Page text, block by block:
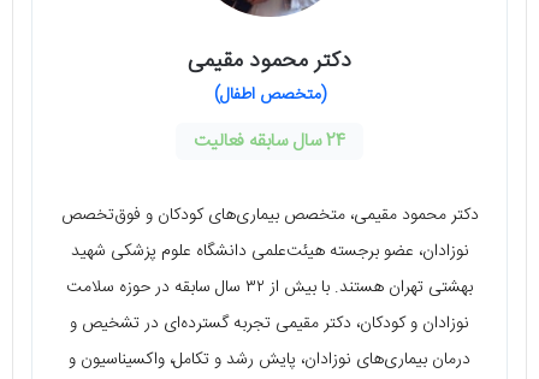
دکتر محمود مقیمی
(متخصص اطفال)
24 سال سابقه فعالیت
دکتر محمود مقیمی، متخصص بیماری‌های کودکان و فوق‌تخصص
نوزادان، عضو برجسته هیئت‌علمی دانشگاه علوم پزشکی شهید
بهشتی تهران هستند. با بیش از ۳۲ سال سابقه در حوزه سلامت
نوزادان و کودکان، دکتر مقیمی تجربه گسترده‌ای در تشخیص و
درمان بیماری‌های نوزادان، پایش رشد و تکامل، واکسیناسیون و